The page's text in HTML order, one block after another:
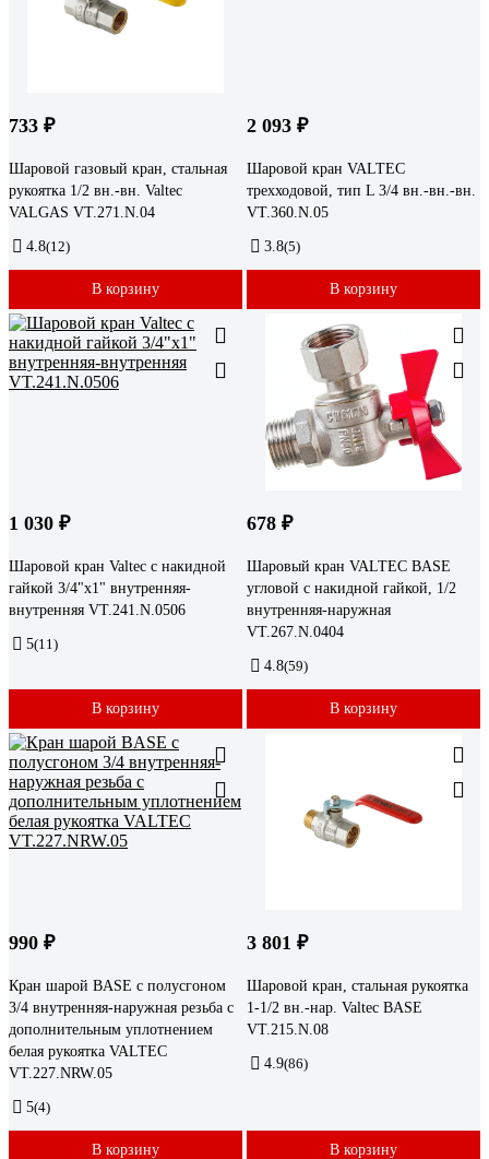
733 ₽
Шаровой газовый кран, стальная
рукоятка 1/2 вн.-вн. Valtec
VALGAS VT.271.N.04
4.8(12)
В корзину
2 093 ₽
Шаровой кран VALTEC
трехходовой, тип L 3/4 вн.-вн.-вн.
VT.360.N.05
3.8(5)
В корзину
1 030 ₽
Шаровой кран Valtec с накидной
гайкой 3/4"x1" внутренняя-
внутренняя VT.241.N.0506
5(11)
В корзину
678 ₽
Шаровый кран VALTEC BASE
угловой с накидной гайкой, 1/2
внутренняя-наружная
VT.267.N.0404
4.8(59)
В корзину
990 ₽
Кран шарой BASE с полусгоном
3/4 внутренняя-наружная резьба с
дополнительным уплотнением
белая рукоятка VALTEC
VT.227.NRW.05
5(4)
В корзину
3 801 ₽
Шаровой кран, стальная рукоятка
1-1/2 вн.-нар. Valtec BASE
VT.215.N.08
4.9(86)
В корзину